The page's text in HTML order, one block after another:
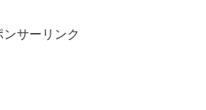
ンサーリンク